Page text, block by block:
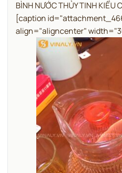
BÌNH NƯỚC THỦY TINH KIỂU
[caption
align="aligncenter"